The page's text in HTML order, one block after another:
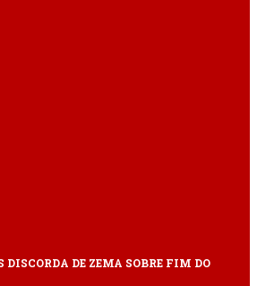
DISCORDA DE ZEMA SOBRE FIM DO